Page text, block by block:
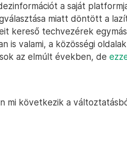
a saját
miatt döntött a
kereső techvezérek
is valami, a közösségi
az elmúlt években, de
mi következik a